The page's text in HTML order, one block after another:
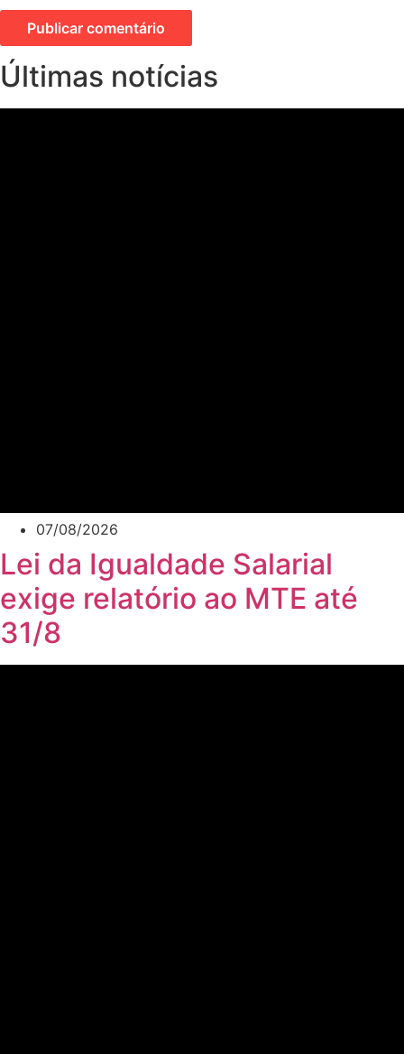
Últimas notícias
07/08/2026
Lei da Igualdade Salarial
exige relatório ao MTE até
31/8